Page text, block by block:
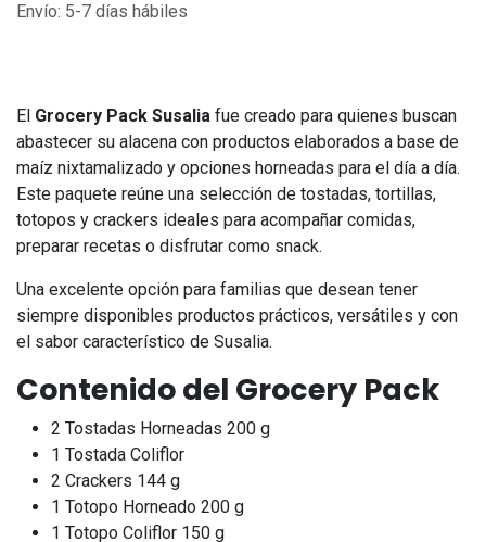
Envío: 5-7 días hábiles
El Grocery Pack Susalia fue creado para quienes buscan
abastecer su alacena con productos elaborados a base de
maíz nixtamalizado y opciones horneadas para el día a día.
Este paquete reúne una selección de tostadas, tortillas,
totopos y crackers ideales para acompañar comidas,
preparar recetas o disfrutar como snack.
Una excelente opción para familias que desean tener
siempre disponibles productos prácticos, versátiles y con
el sabor característico de Susalia.
Contenido del Grocery Pack
2 Tostadas Horneadas 200 g
1 Tostada Coliflor
2 Crackers 144 g
1 Totopo Horneado 200 g
1 Totopo Coliflor 150 g